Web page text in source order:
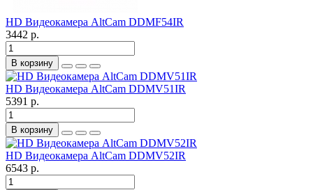
HD Видеокамера AltCam DDMF54IR
3442 р.
В корзину
HD Видеокамера AltCam DDMV51IR
5391 р.
В корзину
HD Видеокамера AltCam DDMV52IR
6543 р.